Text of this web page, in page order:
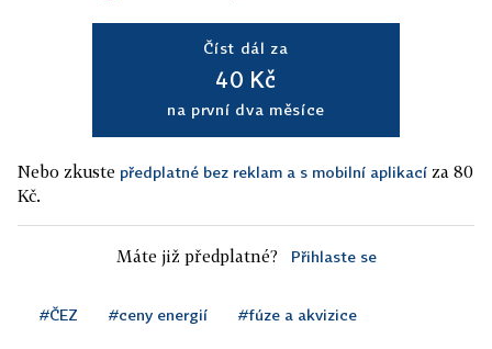
Číst dál za
40 Kč
na první dva měsíce
Nebo zkuste předplatné bez reklam a s mobilní aplikací za 80
Kč.
Máte již předplatné? Přihlaste se
#ČEZ #ceny energií #fúze a akvizice